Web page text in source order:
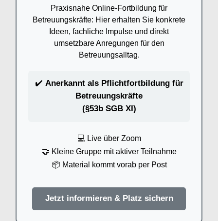
Praxisnahe Online-Fortbildung für
Betreuungskräfte: Hier erhalten Sie konkrete
Ideen, fachliche Impulse und direkt
umsetzbare Anregungen für den
Betreuungsalltag.
✔️ Anerkannt als Pflichtfortbildung für
Betreuungskräfte
(§53b SGB XI)
💻 Live über Zoom
🤝 Kleine Gruppe mit aktiver Teilnahme
📦 Material kommt vorab per Post
Jetzt informieren & Platz sichern